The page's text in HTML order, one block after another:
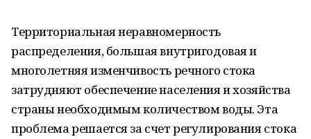
Территориальная неравномерность
распределения, большая внутригодовая и
многолетняя изменчивость речного стока
затрудняют обеспечение населения и хозяйства
страны необходимым количеством воды. Эта
проблема решается за счет регулирования стока